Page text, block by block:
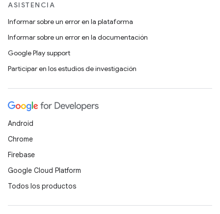
ASISTENCIA
Informar sobre un error en la plataforma
Informar sobre un error en la documentación
Google Play support
Participar en los estudios de investigación
Android
Chrome
Firebase
Google Cloud Platform
Todos los productos